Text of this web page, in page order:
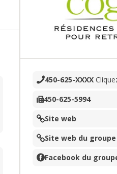
450-625-XXXX
450-625-5994
Site web
Site web du groupe
Facebook du